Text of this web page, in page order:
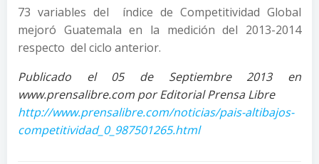
73 variables del índice de Competitividad Global
mejoró Guatemala en la medición del 2013-2014
respecto del ciclo anterior.
Publicado el 05 de Septiembre 2013 en
www.prensalibre.com por Editorial Prensa Libre
http://www.prensalibre.com/noticias/pais-altibajos-
competitividad_0_987501265.html